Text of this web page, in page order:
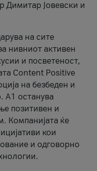
Димитар Јовевски и
на сите
нивниот активен
и посветеност,
Content Positive
на безбеден и
А1 останува
позитивен и
Компанијата ќе
кои
и одговорно